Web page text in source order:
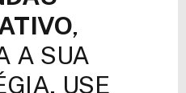
,
A SUA
USE